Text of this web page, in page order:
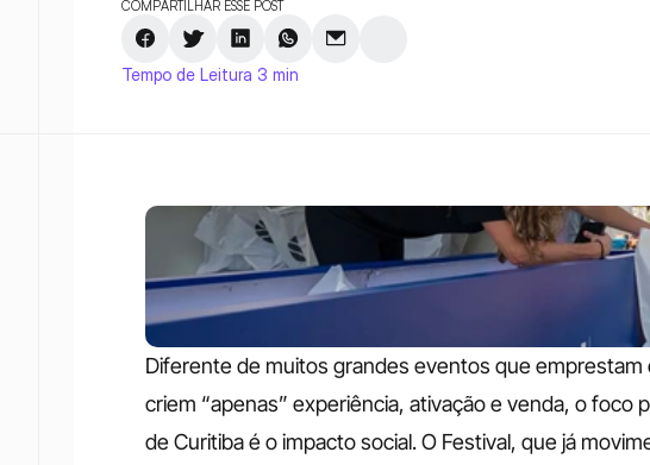
COMPARTILHAR ESSE POST
Tempo de Leitura 3 min
Diferente de muitos grandes eventos que emprestam
criem “apenas” experiência, ativação e venda, o foco
de Curitiba é o impacto social. O Festival, que já